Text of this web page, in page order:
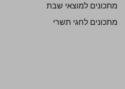
מתכונים למוצאי שבת
מתכונים לחגי תשרי